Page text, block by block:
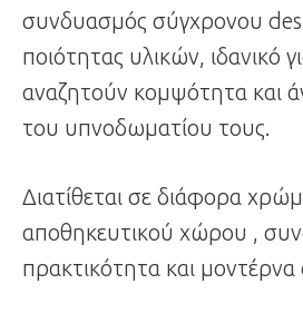
συνδυασμός σύγχρονου
ποιότητας υλικών, ιδανικό
αναζητούν κομψότητα και
του υπνοδωματίου τους.
Διατίθεται σε διάφορα
αποθηκευτικού χώρου ,
πρακτικότητα και μοντέρνα